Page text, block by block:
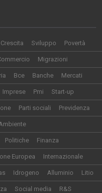
Crescita Sviluppo Povertà
Migrazioni
Bce Banche Mercati
Imprese Pmi Start-up
Parti sociali Previdenza
Politiche Finanza
Europea Internazionale
Idrogeno Alluminio Litio
Social media R&S